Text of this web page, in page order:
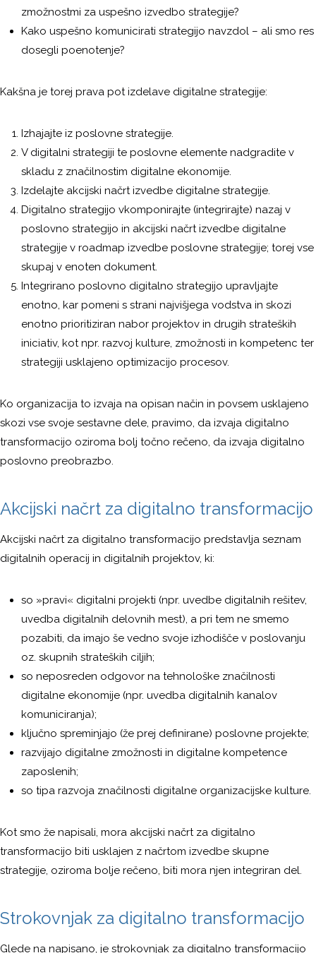
zmožnostmi za uspešno izvedbo strategije?
Kako uspešno komunicirati strategijo navzdol – ali smo res
dosegli poenotenje?
Kakšna je torej prava pot izdelave digitalne strategije:
Izhajajte iz poslovne strategije.
V digitalni strategiji te poslovne elemente nadgradite v
skladu z značilnostim digitalne ekonomije.
Izdelajte akcijski načrt izvedbe digitalne strategije.
Digitalno strategijo vkomponirajte (integrirajte) nazaj v
poslovno strategijo in akcijski načrt izvedbe digitalne
strategije v roadmap izvedbe poslovne strategije; torej vse
skupaj v enoten dokument.
Integrirano poslovno digitalno strategijo upravljajte
enotno, kar pomeni s strani najvišjega vodstva in skozi
enotno prioritiziran nabor projektov in drugih strateških
iniciativ, kot npr. razvoj kulture, zmožnosti in kompetenc ter
strategiji usklajeno optimizacijo procesov.
Ko organizacija to izvaja na opisan način in povsem usklajeno
skozi vse svoje sestavne dele, pravimo, da izvaja digitalno
transformacijo oziroma bolj točno rečeno, da izvaja digitalno
poslovno preobrazbo.
Akcijski načrt za digitalno transformacijo
Akcijski načrt za digitalno transformacijo predstavlja seznam
digitalnih operacij in digitalnih projektov, ki:
so »pravi« digitalni projekti (npr. uvedbe digitalnih rešitev,
uvedba digitalnih delovnih mest), a pri tem ne smemo
pozabiti, da imajo še vedno svoje izhodišče v poslovanju
oz. skupnih strateških ciljih;
so neposreden odgovor na tehnološke značilnosti
digitalne ekonomije (npr. uvedba digitalnih kanalov
komuniciranja);
ključno spreminjajo (že prej definirane) poslovne projekte;
razvijajo digitalne zmožnosti in digitalne kompetence
zaposlenih;
so tipa razvoja značilnosti digitalne organizacijske kulture.
Kot smo že napisali, mora akcijski načrt za digitalno
transformacijo biti usklajen z načrtom izvedbe skupne
strategije, oziroma bolje rečeno, biti mora njen integriran del.
Strokovnjak za digitalno transformacijo
Glede na napisano, je strokovnjak za digitalno transformacijo